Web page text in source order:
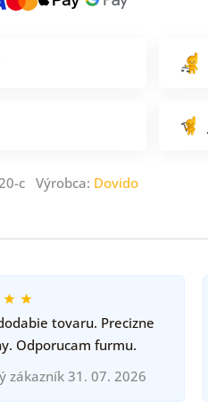
c Výrobca: Dovido
tovaru. Precizne
Odporucam furmu.
zákazník 31. 07. 2026